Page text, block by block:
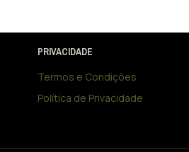
PRIVACIDADE
Termos e Condições
Política de Privacidade